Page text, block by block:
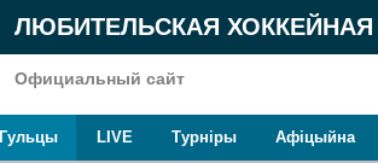
ЛЮБИТЕЛЬСКАЯ ХОККЕЙНАЯ
Официальный сайт
Гульцы LIVE Турнiры Афiцыйна